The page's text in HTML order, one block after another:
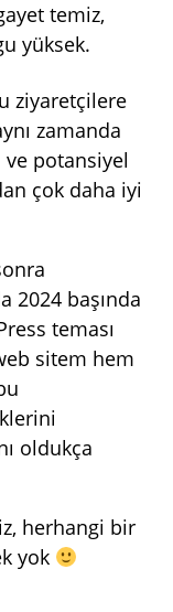
temiz,
yüksek.
ziyaretçilere
zamanda
ve potansiyel
çok daha iyi
2024 başında
teması
sitem hem
oldukça
herhangi bir
yok